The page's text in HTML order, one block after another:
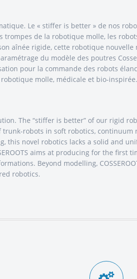
Le « stiffer is better » de nos
trompes de la robotique molle, les
aînée rigide, cette robotique
du modèle des poutres
pour la commande des robots
molle, médicale et bio-inspirée.
The “stiffer is better” of our rigid
robots in soft robotics,
this novel robotics lacks a solid and
aims at producing for the
Beyond modelling,
robotics.